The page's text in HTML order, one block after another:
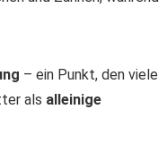
– ein Punkt, den viele
als alleinige